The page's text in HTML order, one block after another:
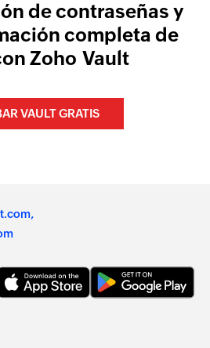
de contraseñas y
completa de
Zoho Vault
VAULT GRATIS